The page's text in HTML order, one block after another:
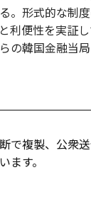
。形式的な制
利便性を実証
の韓国金融当
で複製、公衆
ます。